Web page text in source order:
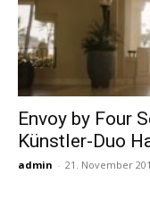
Envoy by Four
Künstler-Duo
admin - 21. November